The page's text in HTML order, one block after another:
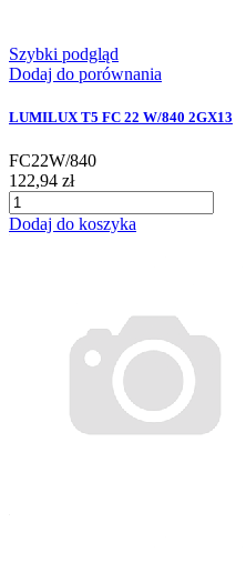
Szybki podgląd
Dodaj do porównania
LUMILUX T5 FC 22 W/840 2GX13
FC22W/840
122,94 zł
Dodaj do koszyka